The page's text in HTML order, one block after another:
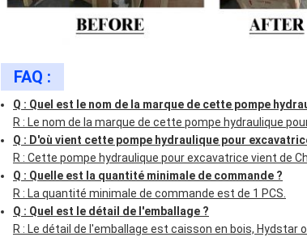
FAQ :
Q : Quel est le nom de la marque de cette pompe
R : Le nom de la marque de cette pompe hydraulique
Q : D'où vient cette pompe hydraulique pour
R : Cette pompe hydraulique pour excavatrice vient de
Q : Quelle est la quantité minimale de commande ?
R : La quantité minimale de commande est de 1 PCS.
Q : Quel est le détail de l'emballage ?
R : Le détail de l'emballage est caisson en bois,